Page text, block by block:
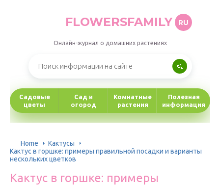
FLOWERSFAMILY RU
Онлайн-журнал о домашних растениях
Садовые
цветы
Сад и
огород
Комнатные
растения
Полезная
информация
Home
Кактусы
Кактус в горшке: примеры правильной посадки и варианты
нескольких цветков
Кактус в горшке: примеры